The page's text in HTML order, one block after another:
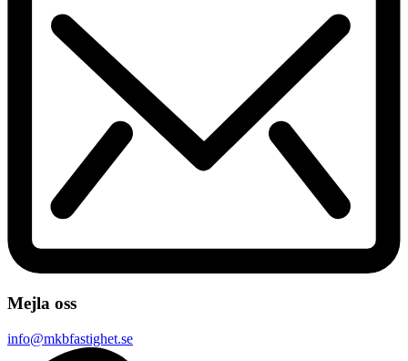
Mejla oss
info@mkbfastighet.se